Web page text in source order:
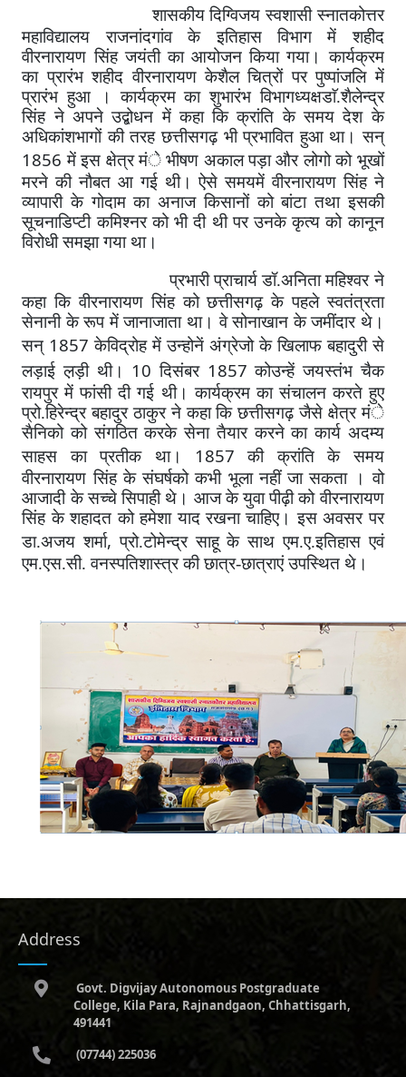
शासकीय दिग्विजय स्वशासी स्नातकोत्तर
महाविद्यालय राजनांदगांव के इतिहास विभाग में शहीद
वीरनारायण सिंह जयंती का आयोजन किया गया। कार्यक्रम
का प्रारंभ शहीद वीरनारायण केशैल चित्रों पर पुष्पांजलि में
प्रारंभ हुआ । कार्यक्रम का शुभारंभ विभागध्यक्षडाॅ.शैलेन्द्र
सिंह ने अपने उद्बोधन में कहा कि क्रांति के समय देश के
अधिकांशभागों की तरह छत्तीसगढ़ भी प्रभावित हुआ था। सन्
1856में इस क्षेत्र मंे भीषण अकाल पड़ा और लोगो को भूखों
मरने की नौबत आ गई थी। ऐसे समयमें वीरनारायण सिंह ने
व्यापारी के गोदाम का अनाज किसानों को बांटा तथा इसकी
सूचनाडिप्टी कमिश्नर को भी दी थी पर उनके कृत्य को कानून
विरोधी समझा गया था।
प्रभारी प्राचार्य डॉ.अनिता महिश्वर ने
कहा कि वीरनारायण सिंह को छत्तीसगढ़ के पहले स्वतंत्रता
सेनानी के रूप में जानाजाता था। वे सोनाखान के जमींदार थे।
सन् 1857 केविद्रोह में उन्होनें अंग्रेजो के खिलाफ बहादुरी से
लड़ाई ल़ड़ी थी। 10 दिसंबर 1857 कोउन्हें जयस्तंभ चैक
रायपुर में फांसी दी गई थी। कार्यक्रम का संचालन करते हुए
प्रो.हिरेन्द्र बहादुर ठाकुर ने कहा कि छत्तीसगढ़ जैसे क्षेत्र मंे
सैनिको को संगठित करके सेना तैयार करने का कार्य अदम्य
साहस का प्रतीक था। 1857 की क्रांति के समय
वीरनारायण सिंह के संघर्षको कभी भूला नहीं जा सकता । वो
आजादी के सच्चे सिपाही थे। आज के युवा पीढ़ी को वीरनारायण
सिंह के शहादत को हमेशा याद रखना चाहिए। इस अवसर पर
डा.अजय शर्मा,प्रो.टोमेन्द्र साहू के साथ एम.ए.इतिहास एवं
एम.एस.सी. वनस्पतिशास्त्र की छात्र-छात्राएं उपस्थित थे।
Address
Govt. Digvijay Autonomous Postgraduate
College, Kila Para, Rajnandgaon, Chhattisgarh,
491441
(07744) 225036